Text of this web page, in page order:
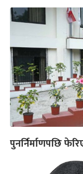
पुनर्निर्माणपछि